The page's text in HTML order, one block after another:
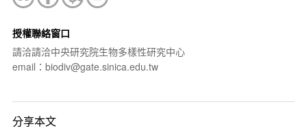
授權聯絡窗口
請洽請洽中央研究院生物多樣性研究中心
email：biodiv@gate.sinica.edu.tw
分享本文